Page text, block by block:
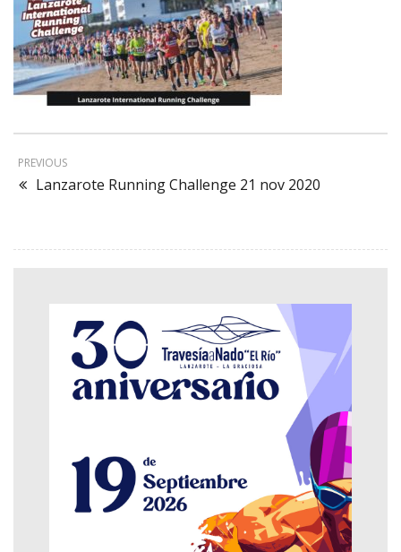
PREVIOUS
Lanzarote Running Challenge 21 nov 2020